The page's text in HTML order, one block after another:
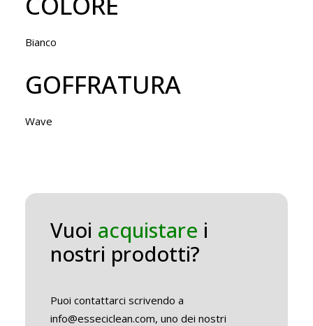
Bianco
GOFFRATURA
Wave
Vuoi acquistare i
nostri prodotti?
Puoi contattarci scrivendo a
info@esseciclean.com, uno dei nostri